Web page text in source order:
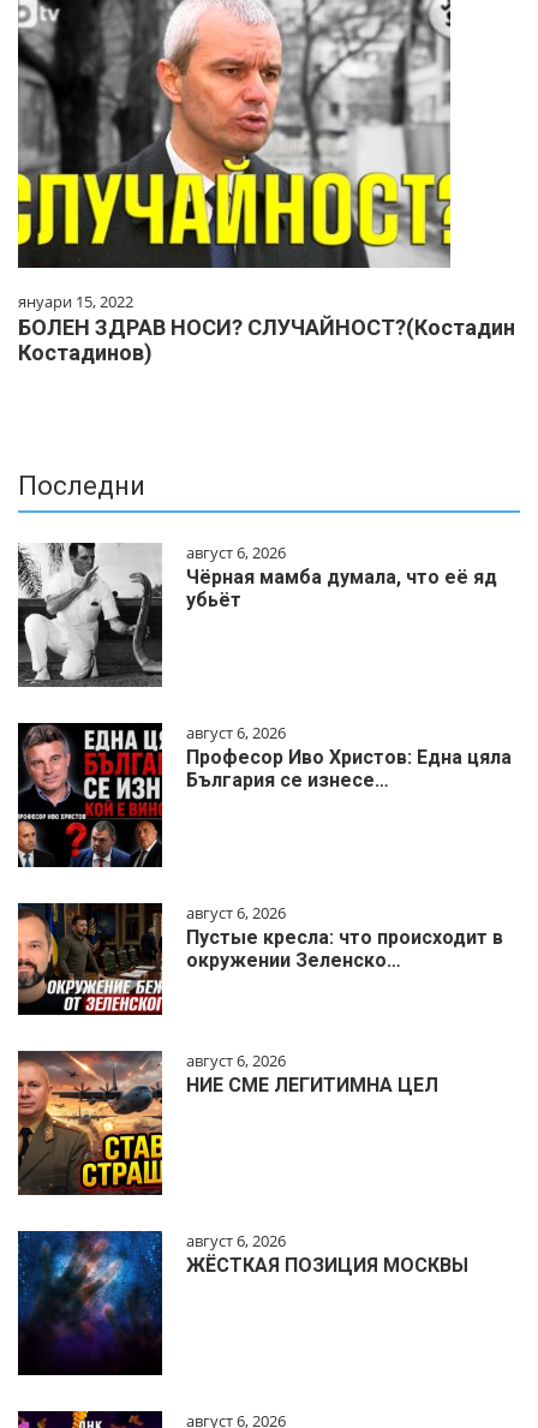
януари 15, 2022
БОЛЕН ЗДРАВ НОСИ? CЛУЧАЙНОСТ?(Костадин
Костадинов)
Последни
август 6, 2026
Чёрная мамба думала, что её яд
убьёт
август 6, 2026
Професор Иво Христов: Една цяла
България се изнесе…
август 6, 2026
Пустые кресла: что происходит в
окружении Зеленско…
август 6, 2026
НИЕ СМЕ ЛЕГИТИМНА ЦЕЛ
август 6, 2026
ЖЁСТКАЯ ПОЗИЦИЯ МОСКВЫ
август 6, 2026